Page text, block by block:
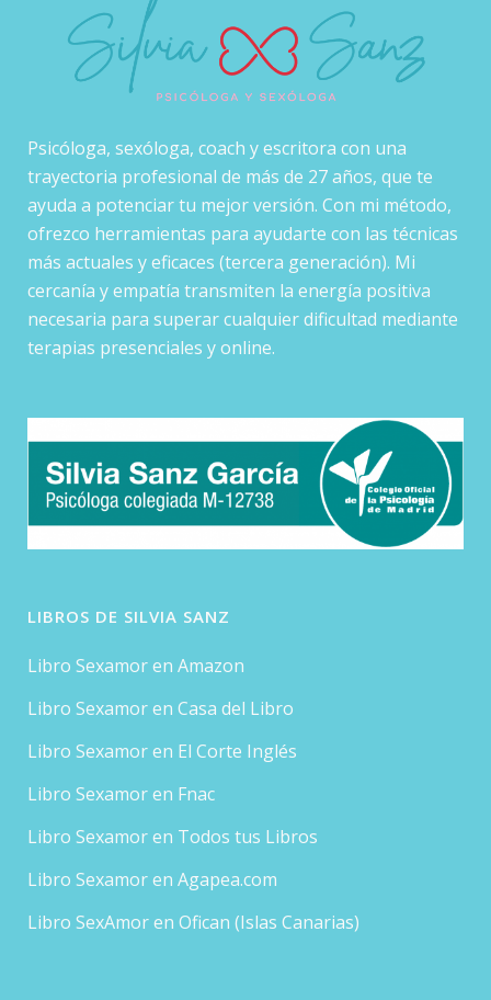
Psicóloga, sexóloga, coach y escritora con una
trayectoria profesional de más de 27 años, que te
ayuda a potenciar tu mejor versión. Con mi método,
ofrezco herramientas para ayudarte con las técnicas
más actuales y eficaces (tercera generación). Mi
cercanía y empatía transmiten la energía positiva
necesaria para superar cualquier dificultad mediante
terapias presenciales y online.
LIBROS DE SILVIA SANZ
Libro Sexamor en Amazon
Libro Sexamor en Casa del Libro
Libro Sexamor en El Corte Inglés
Libro Sexamor en Fnac
Libro Sexamor en Todos tus Libros
Libro Sexamor en Agapea.com
Libro SexAmor en Ofican (Islas Canarias)